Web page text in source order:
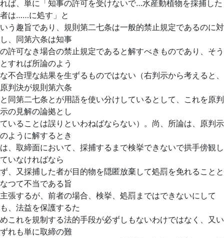
れば、単に「知事の許可を受けないで…水産動植物を採捕した
者は……に処す」と
いう趣旨であり、規則第二七条は一般的禁止規定であるのに対
し、同第六条は知事
の許可なき場合の禁止規定であると解すべきものであり、そう
とすれば所論のよう
な不合理な結果を生ずるものではない（右判示から考えると、
原判決が規則第六条
と同第二七条とが用語を使い分けしているとして、これを原判
示の見解の論拠とし
ていることは誤りといわねばならない）。尚、所論は、原判示
のように解するとき
は、取締面において、採捕するまで検挙できないで拱手傍観し
ていなければなら
ず、又採捕した者が目的物を隠匿放棄して処罰を免れることと
なつて不当である旨
主張するが、前者の場合、検挙、処罰まではできないにして
も、法益を保護するた
めこれを規制する法的手段が必ずしもないわけではなく、又い
ずれも単に取締の難